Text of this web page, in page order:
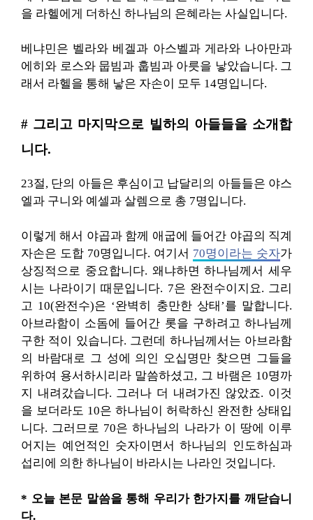
을 라헬에게 더하신 하나님의 은혜라는 사실입니다.
베냐민은 벨라와 베겔과 아스벨과 게라와 나아만과
에히와 로스와 뭅빔과 훕빔과 아릇을 낳았습니다. 그
래서 라헬을 통해 낳은 자손이 모두 14명입니다.
# 그리고 마지막으로 빌하의 아들들을 소개합
니다.
23절, 단의 아들은 후심이고 납달리의 아들들은 야스
엘과 구니와 예셀과 살렘으로 총 7명입니다.
이렇게 해서 야곱과 함께 애굽에 들어간 야곱의 직계
자손은 도합 70명입니다. 여기서 70명이라는 숫자가
상징적으로 중요합니다. 왜냐하면 하나님께서 세우
시는 나라이기 때문입니다. 7은 완전수이지요. 그리
고 10(완전수)은 ‘완벽히 충만한 상태’를 말합니다.
아브라함이 소돔에 들어간 롯을 구하려고 하나님께
구한 적이 있습니다. 그런데 하나님께서는 아브라함
의 바람대로 그 성에 의인 오십명만 찾으면 그들을
위하여 용서하시리라 말씀하셨고, 그 바램은 10명까
지 내려갔습니다. 그러나 더 내려가진 않았죠. 이것
을 보더라도 10은 하나님이 허락하신 완전한 상태입
니다. 그러므로 70은 하나님의 나라가 이 땅에 이루
어지는 예언적인 숫자이면서 하나님의 인도하심과
섭리에 의한 하나님이 바라시는 나라인 것입니다.
* 오늘 본문 말씀을 통해 우리가 한가지를 깨닫습니
다.